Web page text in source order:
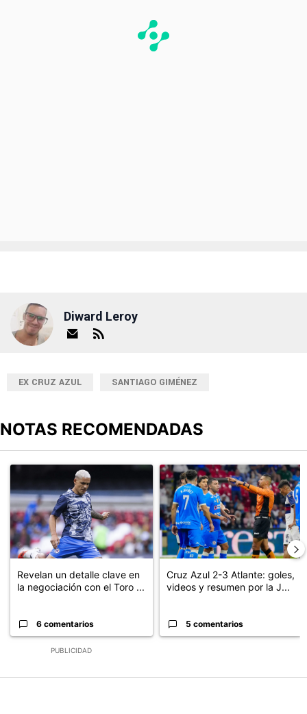
Diward Leroy
EX CRUZ AZUL SANTIAGO GIMÉNEZ
NOTAS RECOMENDADAS
PUBLICIDAD
Un artículo de tendencia con el título "Revelan un detalle clave
Revelan un detalle clave en
la negociación con el Toro ...
6 comentarios
Un artículo de tendencia con el
Cruz Azul 2-3 Atlante: goles,
videos y resumen por la J...
5 comentarios